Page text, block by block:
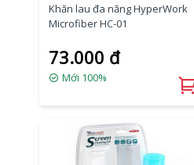
Khăn lau đa năng HyperWork
Microfiber HC-01
73.000 đ
Mới 100%